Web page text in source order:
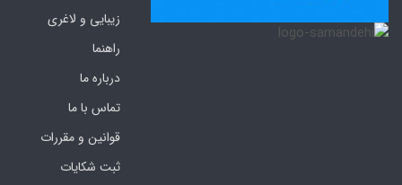
زیبایی و لاغری
راهنما
درباره ما
تماس با ما
قوانین و مقررات
ثبت شکایات